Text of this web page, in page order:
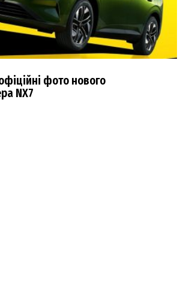
фото нового
NX7